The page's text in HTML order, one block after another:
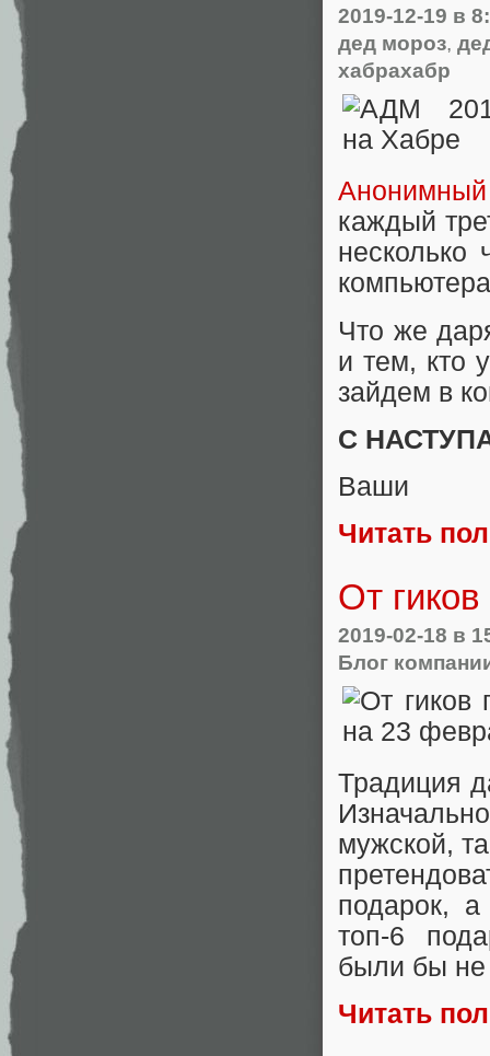
2019-12-19 в
дед мороз,
хабрахабр
каждый
несколько
Что же
и тем, кто
зайдем в
С
Ваши
Читать
От
2019-02-18 в
Блог
Традиция
мужской,
подарок,
топ-6
были бы не
Читать